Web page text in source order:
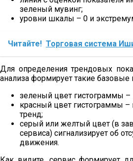
зеленый мувинг;
уровни шкалы – 0 и
Читайте! Торговая система
Для определения трендовых
анализа формирует такие базовые
зеленый цвет гистограммы
красный цвет гистограммы
тренд;
серый или желтый цвет (в
сервиса) сигнализирует об
движения.